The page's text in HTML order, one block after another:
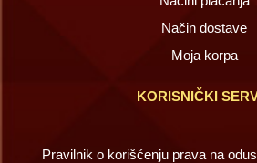
Način dostave
Moja korpa
KORISNIČKI
Pravilnik o korišćenju prava na